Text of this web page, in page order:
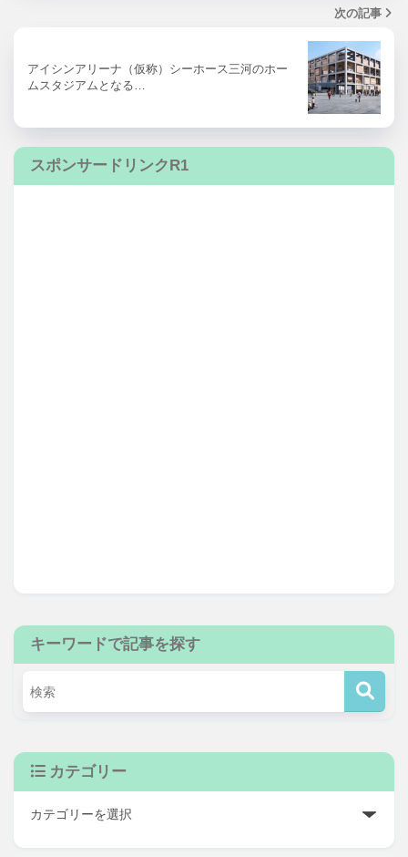
次の記事
アイシンアリーナ（仮称）シーホース三河のホー
ムスタジアムとなる…
スポンサードリンクR1
キーワードで記事を探す
カテゴリー